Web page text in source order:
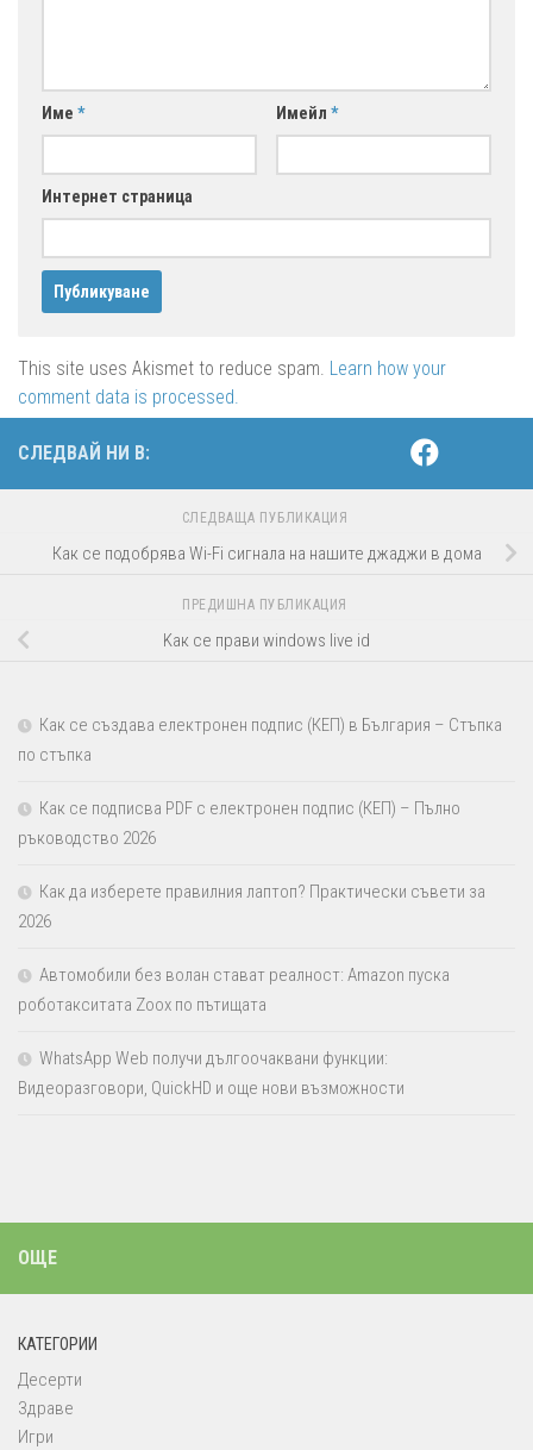
Име * Имейл *
Интернет страница
This site uses Akismet to reduce spam. Learn how your
comment data is processed.
СЛЕДВАЙ НИ В:
СЛЕДВАЩА ПУБЛИКАЦИЯ
Как се подобрява Wi-Fi сигнала на нашите джаджи в дома
ПРЕДИШНА ПУБЛИКАЦИЯ
Kак се прави windows live id
Как се създава електронен подпис (КЕП) в България – Стъпка
по стъпка
Как се подписва PDF с електронен подпис (КЕП) – Пълно
ръководство 2026
Как да изберете правилния лаптоп? Практически съвети за
2026
Автомобили без волан стават реалност: Amazon пуска
роботакситата Zoox по пътищата
WhatsApp Web получи дългоочаквани функции:
Видеоразговори, QuickHD и още нови възможности
ОЩЕ
КАТЕГОРИИ
Десерти
Здраве
Игри